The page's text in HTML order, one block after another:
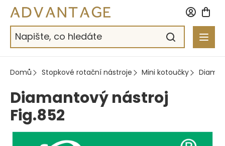
Přejít
obsah
Domů Stopkové rotační nástroje Mini kotoučky
Diamantový nástroj
Fig.852